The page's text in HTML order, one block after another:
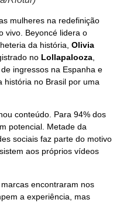
mulheres na redefinição
vivo. Beyoncé lidera o
da história, Olivia
no Lollapalooza
ingressos na Espanha e
história no Brasil por uma
conteúdo. Para 94% dos
potencial. Metade da
sociais faz parte do motivo
aos próprios vídeos
encontraram nos
a experiência, mas